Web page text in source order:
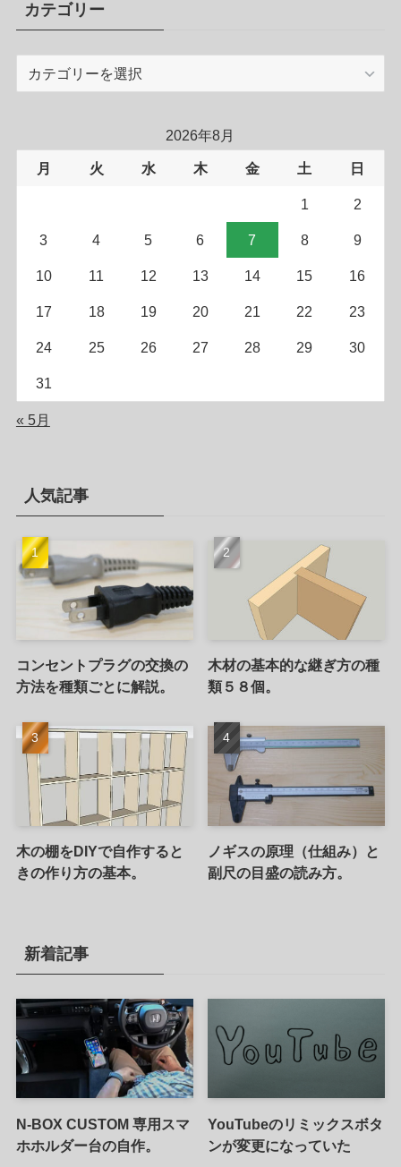
カテゴリー
ー
2026年8月
月 火 水 木 金 土 日
1 2
3 4 5 6 7 8 9
10 11 12 13 14 15 16
17 18 19 20 21 22 23
24 25 26 27 28 29 30
31
« 5月
人気記事
コンセントプラグの交換の
方法を種類ごとに解説。
木材の基本的な継ぎ方の種
類５８個。
木の棚をDIYで自作すると
きの作り方の基本。
ノギスの原理（仕組み）と
副尺の目盛の読み方。
新着記事
N-BOX CUSTOM 専用スマ
ホホルダー台の自作。
YouTubeのリミックスボタ
ンが変更になっていた